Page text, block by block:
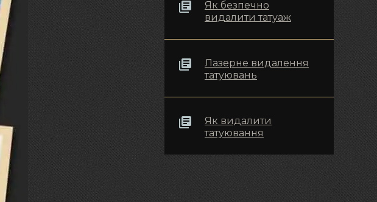
Як безпечно
видалити татуаж
Лазерне видалення
татуювань
Як видалити
татуювання